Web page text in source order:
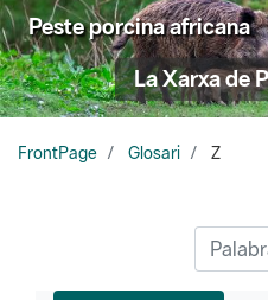
Peste porcina africana
La Xarxa de
FrontPage Glosari Z